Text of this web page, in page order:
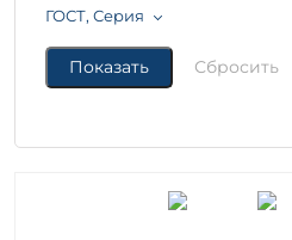
ГОСТ, Серия